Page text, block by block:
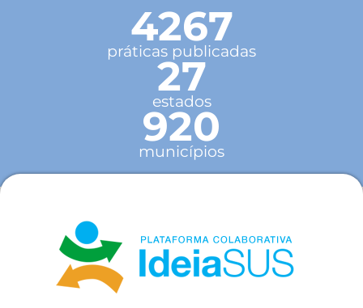
4267
práticas publicadas
27
estados
920
municípios